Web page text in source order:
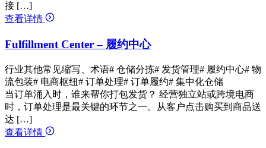
接 […]
查看详情
Fulfillment Center – 履约中心
行业其他常见缩写、术语# 仓储分拣# 发货管理# 履约中心# 物
流包装# 电商枢纽# 订单处理# 订单履约# 集中化仓储
当订单涌入时，谁来帮你打包发货？ 经营独立站或跨境电商
时，订单处理是最关键的环节之一。从客户点击购买到商品送
达 […]
查看详情